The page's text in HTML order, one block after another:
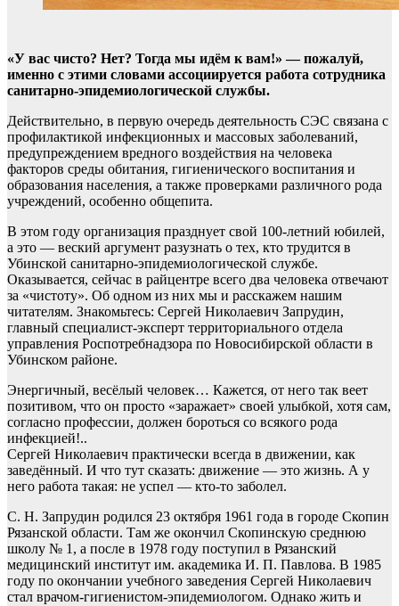
«У вас чисто? Нет? Тогда мы идём к вам!» — пожалуй,
именно с этими словами ассоциируется работа сотрудника
санитарно-эпидемиологической службы.
Действительно, в первую очередь деятельность СЭС связана с
профилактикой инфекционных и массовых заболеваний,
предупреждением вредного воздействия на человека
факторов среды обитания, гигиенического воспитания и
образования населения, а также проверками различного рода
учреждений, особенно общепита.
В этом году организация празднует свой 100-летний юбилей,
а это — веский аргумент разузнать о тех, кто трудится в
Убинской санитарно-эпидемиологической службе.
Оказывается, сейчас в райцентре всего два человека отвечают
за «чистоту». Об одном из них мы и расскажем нашим
читателям. Знакомьтесь: Сергей Николаевич Запрудин,
главный специалист-эксперт территориального отдела
управления Роспотребнадзора по Новосибирской области в
Убинском районе.
Энергичный, весёлый человек… Кажется, от него так веет
позитивом, что он просто «заражает» своей улыбкой, хотя сам,
согласно профессии, должен бороться со всякого рода
инфекцией!..
Сергей Николаевич практически всегда в движении, как
заведённый. И что тут сказать: движение — это жизнь. А у
него работа такая: не успел — кто-то заболел.
С. Н. Запрудин родился 23 октября 1961 года в городе Скопин
Рязанской области. Там же окончил Скопинскую среднюю
школу № 1, а после в 1978 году поступил в Рязанский
медицинский институт им. академика И. П. Павлова. В 1985
году по окончании учебного заведения Сергей Николаевич
стал врачом-гигиенистом-эпидемиологом. Однако жить и